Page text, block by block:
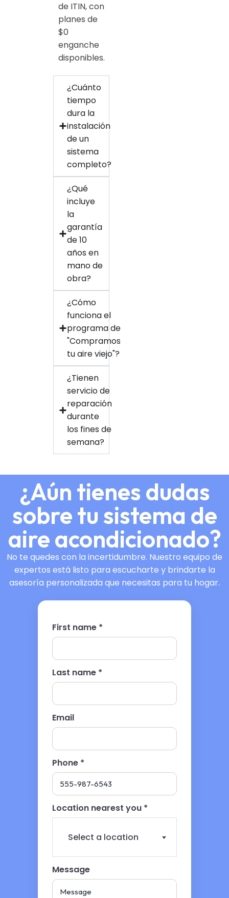
de ITIN, con
planes de
$0
enganche
disponibles.
¿Cuánto
tiempo
dura la
instalación
de un
sistema
completo?
¿Qué
incluye
la
garantía
de 10
años en
mano de
obra?
¿Cómo
funciona el
programa de
"Compramos
tu aire viejo"?
¿Tienen
servicio de
reparación
durante
los fines de
semana?
¿Aún tienes dudas
sobre tu sistema de
aire acondicionado?
No te quedes con la incertidumbre. Nuestro equipo de
expertos está listo para escucharte y brindarte la
asesoría personalizada que necesitas para tu hogar.
First name *
Last name *
Email
Phone *
Location nearest you *
Select a location
Message